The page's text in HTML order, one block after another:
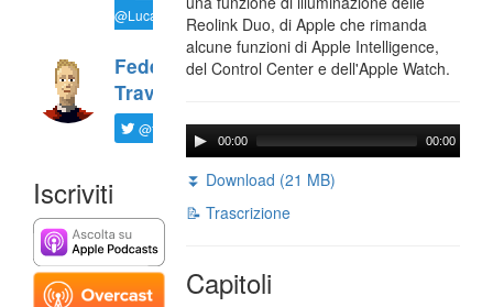
@LucaTNT
Federico
Travaini
@ftrava
Iscriviti
Reolink Duo, di Apple che rimanda
alcune funzioni di Apple Intelligence,
del Control Center e dell'Apple Watch.
00:00 00:00
⏬ Download (21 MB)
📝 Trascrizione
Capitoli